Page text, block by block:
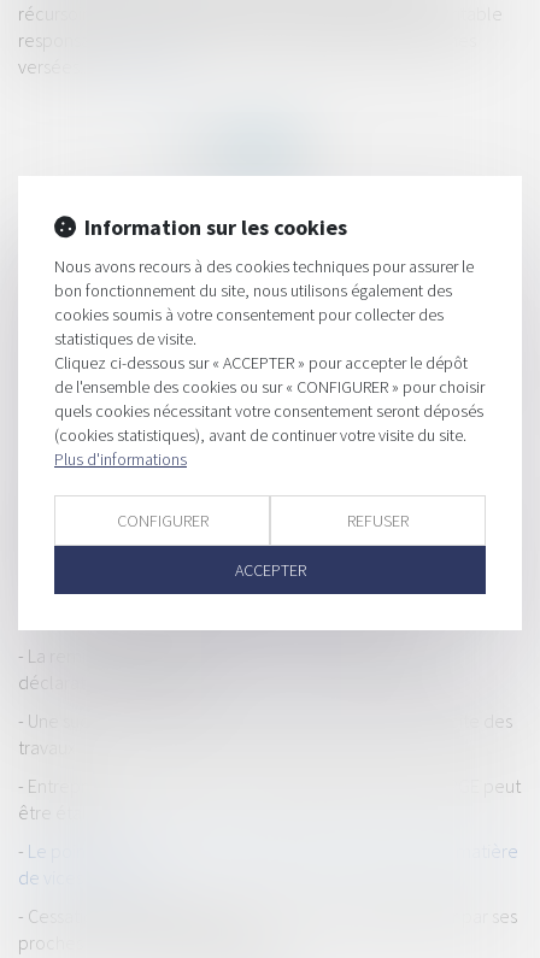
récursoire lui permet d’exercer un recours contre le véritable
responsable pour obtenir le remboursement des sommes
versées...
HISTORIQUE
Décentralisation dans l'éducation : quelle répartition des
compétences ?
Réparation ou camouflage des désordres antérieurement à la
vente : quid des vices cachés ?
Construction : conditions d'exemption des obligations de
production de logement social
La date de la connaissance des faits qui permet au
professionnel d'exercer son action biennale est l’achèvement
des travaux
L'exercice du droit de préemption des locataires bénéficiant
La remise de la liste des créances par le débiteur vaut
déclaration de créance
Une succession d’entreprises ne vaut pas réception tacite des
travaux
Entreprises en difficulté : le remboursement de votre PGE peut
être étalé
Le point de départ de la prescription commerciale en matière
de vices cachés
Cessation des paiements : un prêt consenti au débiteur par ses
proches est un actif disponible
Information sur les cookies
Nous avons recours à des cookies techniques pour assurer le
bon fonctionnement du site, nous utilisons également des
cookies soumis à votre consentement pour collecter des
statistiques de visite.
Cliquez ci-dessous sur « ACCEPTER » pour accepter le dépôt
de l'ensemble des cookies ou sur « CONFIGURER » pour choisir
quels cookies nécessitant votre consentement seront déposés
(cookies statistiques), avant de continuer votre visite du site.
Plus d'informations
CONFIGURER REFUSER
ACCEPTER